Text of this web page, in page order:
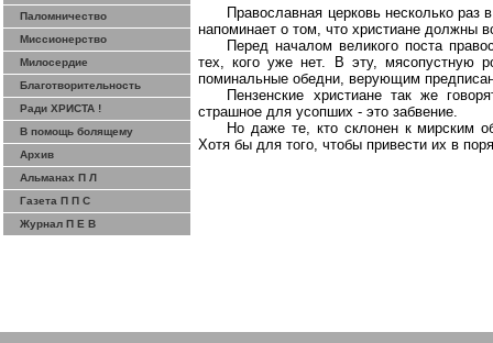
Паломничество
Миссионерство
Милосердие
Благотворительность
Ради ХРИСТА !
В помощь болящему
Архив
Альманах П Л
Газета П П С
Журнал П Е В
Православная церковь несколько
напоминает о том, что христиане должны
Перед началом великого поста
тех, кого уже нет. В эту, мясопустную
поминальные обедни, верующим
Пензенские христиане так же
страшное для усопших - это забвение.
Но даже те, кто склонен к мирским
Хотя бы для того, чтобы привести их в